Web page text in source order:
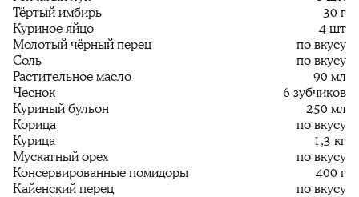
Тёртый имбирь
30 г
Куриное яйцо
4 шт
Молотый чёрный перец
по вкусу
Соль
по вкусу
Растительное масло
90 мл
Чеснок
6 зубчиков
Куриный бульон
250 мл
Корица
по вкусу
Курица
1,3 кг
Мускатный орех
по вкусу
Консервированные помидоры
400 г
Кайенский перец
по вкусу